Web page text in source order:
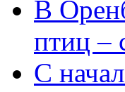
В
птиц –
С